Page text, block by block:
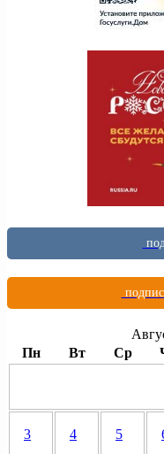
Пн
Вт Ср
3 4 5